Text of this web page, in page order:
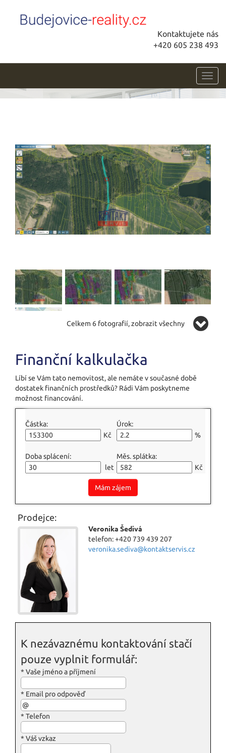
Kontaktujete nás
+420 605 238 493
Celkem 6 fotografií, zobrazit všechny
Finanční kalkulačka
Líbí se Vám tato nemovitost, ale nemáte v současné době
dostatek finančních prostředků? Rádi Vám poskytneme
možnost financování.
Částka:
Kč
Úrok:
%
Doba splácení:
let
Měs. splátka:
Kč
Mám zájem
Prodejce:
Veronika Šedivá
telefon: +420 739 439 207
veronika.sediva@kontaktservis.cz
K nezávaznému kontaktování stačí
pouze vyplnit formulář:
* Vaše jméno a příjmení
* Email pro odpověď
* Telefon
* Váš vzkaz